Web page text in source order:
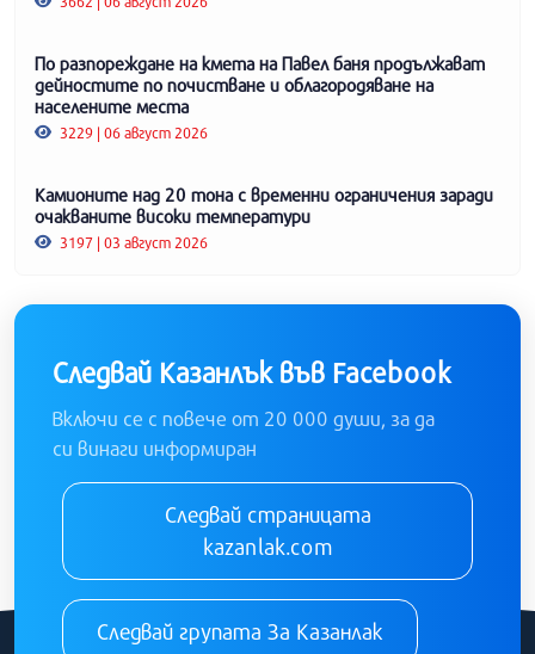
По разпореждане на кмета на Павел баня продължават
дейностите по почистване и облагородяване на
населените места
3229 | 06 август 2026
Камионите над 20 тона с временни ограничения заради
очакваните високи температури
3197 | 03 август 2026
Следвай Казанлък във Facebook
Включи се с повече от 20 000 души, за да
си винаги информиран
Следвай страницата
kazanlak.com
Следвай групата За Казанлак